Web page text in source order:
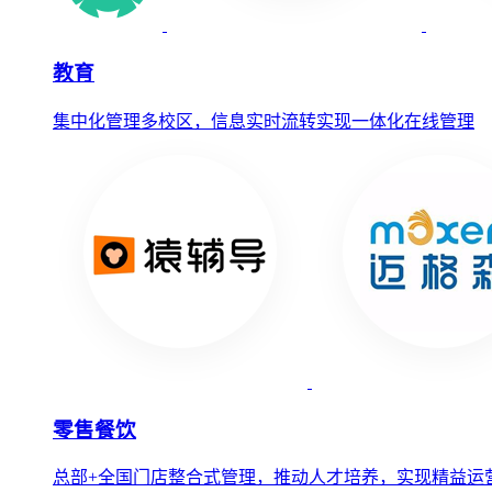
教育
集中化管理多校区，信息实时流转实现一体化在线管理
零售餐饮
总部+全国门店整合式管理，推动人才培养，实现精益运